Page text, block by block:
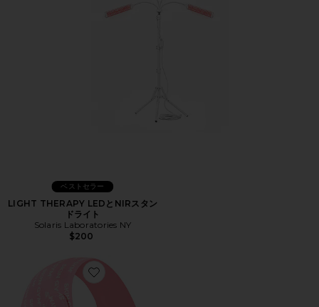
ベストセラー
LIGHT THERAPY LEDとNIRスタン
ドライト
Solaris Laboratories NY
$200
Favorite MORNING SHED CHIN STRAP チンストラップ